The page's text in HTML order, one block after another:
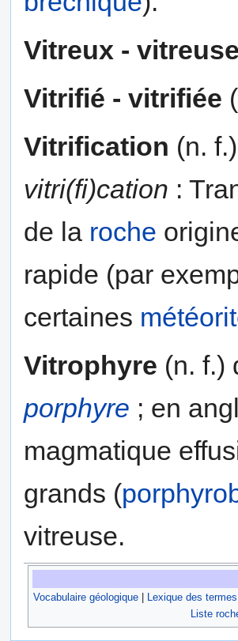
Vitreux -
Vitrifié - vitrifiée
Vitrification (n.
vitri(fi)cation :
de la roche
rapide (par
certaines
Vitrophyre (n. f.)
porphyre ; en
magmatique
grands (
vitreuse.
Vocabulaire géologique
Lexique des
Liste